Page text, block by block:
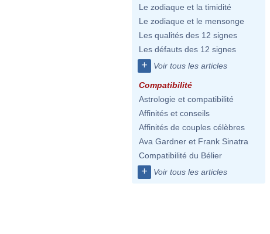
Le zodiaque et la timidité
Le zodiaque et le mensonge
Les qualités des 12 signes
Les défauts des 12 signes
+ Voir tous les articles
Compatibilité
Astrologie et compatibilité
Affinités et conseils
Affinités de couples célèbres
Ava Gardner et Frank Sinatra
Compatibilité du Bélier
+ Voir tous les articles